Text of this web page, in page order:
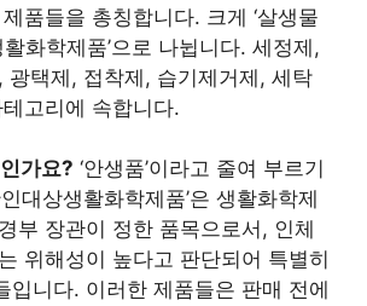
품들을 총칭합니다. 크게 ‘살생물
활화학제품’으로 나뉩니다. 세정제,
광택제, 접착제, 습기제거제, 세탁
고리에 속합니다.
가요? ‘안생품’이라고 줄여 부르기
대상생활화학제품’은 생활화학제
부 장관이 정한 품목으로서, 인체
위해성이 높다고 판단되어 특별히
입니다. 이러한 제품들은 판매 전에